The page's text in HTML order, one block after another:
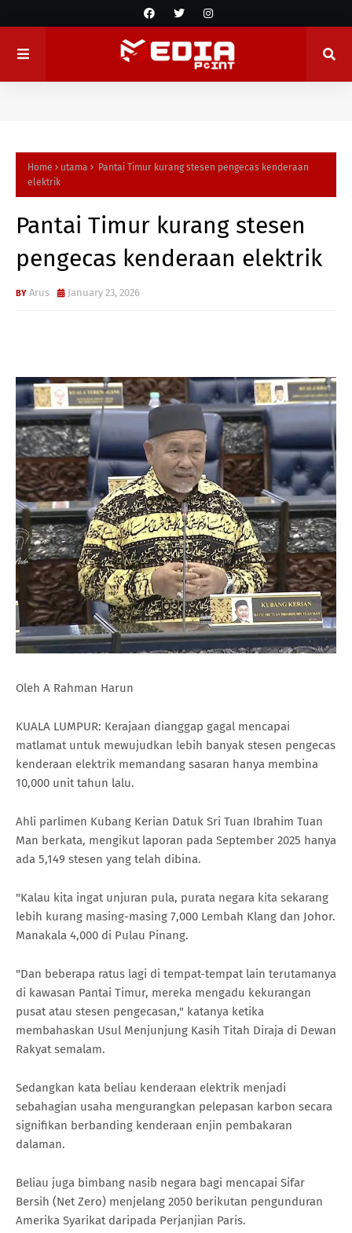
Home utama
Pantai Timur kurang stesen pengecas kenderaan
elektrik
Pantai Timur kurang stesen
pengecas kenderaan elektrik
Arus January 23, 2026
Oleh A Rahman Harun
KUALA LUMPUR: Kerajaan dianggap gagal mencapai
matlamat untuk mewujudkan lebih banyak stesen pengecas
kenderaan elektrik memandang sasaran hanya membina
10,000 unit tahun lalu.
Ahli parlimen Kubang Kerian Datuk Sri Tuan Ibrahim Tuan
Man berkata, mengikut laporan pada September 2025 hanya
ada 5,149 stesen yang telah dibina.
"Kalau kita ingat unjuran pula, purata negara kita sekarang
lebih kurang masing-masing 7,000 Lembah Klang dan Johor.
Manakala 4,000 di Pulau Pinang.
"Dan beberapa ratus lagi di tempat-tempat lain terutamanya
di kawasan Pantai Timur, mereka mengadu kekurangan
pusat atau stesen pengecasan," katanya ketika
membahaskan Usul Menjunjung Kasih Titah Diraja di Dewan
Rakyat semalam.
Sedangkan kata beliau kenderaan elektrik menjadi
sebahagian usaha mengurangkan pelepasan karbon secara
signifikan berbanding kenderaan enjin pembakaran
dalaman.
Beliau juga bimbang nasib negara bagi mencapai Sifar
Bersih (Net Zero) menjelang 2050 berikutan pengunduran
Amerika Syarikat daripada Perjanjian Paris.